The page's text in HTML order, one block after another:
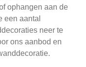
ophangen aan de
een aantal
neer te
ons aanbod en